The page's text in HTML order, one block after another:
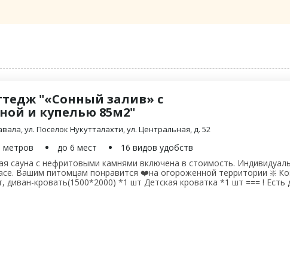
"«Сонный залив» с
и купелью 85м2"
ул. Поселок Нукутталахти, ул. Центральная, д. 52
метров до 6 мест
16 видов удобств
сауна с нефритовыми камнями включена в стоимость.
Вашим питомцам понравится ❤️на огороженной территории ❇️
‍‍‍диван-кровать(1500*2000) *1 шт Детская кроватка *1 шт === ! Есть